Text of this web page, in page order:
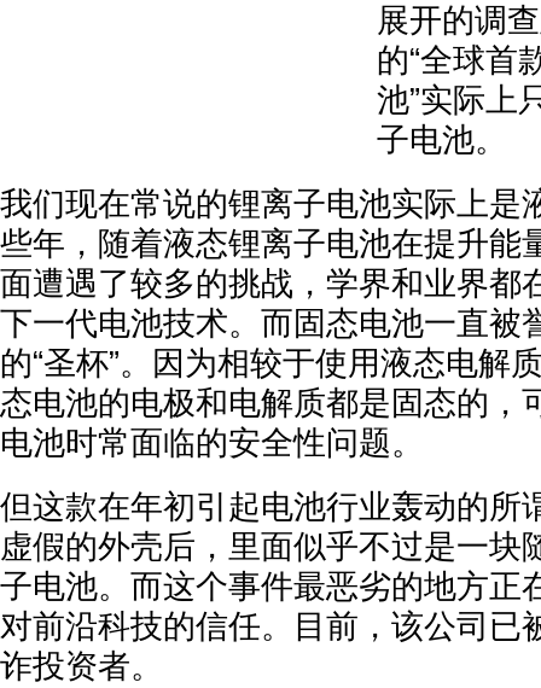
展开的调
的“全球首
池”实际上
子电池。
我们现在常说的锂离子电池实际上是
些年，随着液态锂离子电池在提升能
面遭遇了较多的挑战，学界和业界都
下一代电池技术。而固态电池一直被
的“圣杯”。因为相较于使用液态电解
态电池的电极和电解质都是固态的，
电池时常面临的安全性问题。
但这款在年初引起电池行业轰动的所
虚假的外壳后，里面似乎不过是一块
子电池。而这个事件最恶劣的地方正
对前沿科技的信任。目前，该公司已
诈投资者。